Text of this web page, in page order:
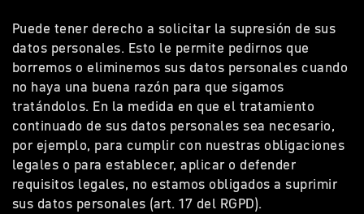
Puede tener derecho a solicitar la supresión de sus
datos personales. Esto le permite pedirnos que
borremos o eliminemos sus datos personales cuando
no haya una buena razón para que sigamos
tratándolos. En la medida en que el tratamiento
continuado de sus datos personales sea necesario,
por ejemplo, para cumplir con nuestras obligaciones
legales o para establecer, aplicar o defender
requisitos legales, no estamos obligados a suprimir
sus datos personales (art. 17 del RGPD).